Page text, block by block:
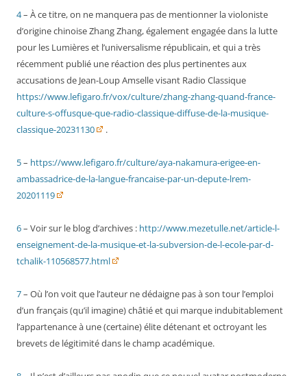
4– À ce titre, on ne manquera pas de mentionner la violoniste
d’origine chinoise Zhang Zhang, également engagée dans la lutte
pour les Lumières et l’universalisme républicain, et qui a très
récemment publié une réaction des plus pertinentes aux
accusations de Jean-Loup Amselle visant Radio Classique
https://www.lefigaro.fr/vox/culture/zhang-zhang-quand-france-
culture-s-offusque-que-radio-classique-diffuse-de-la-musique-
classique-20231130
.
5– https://www.lefigaro.fr/culture/aya-nakamura-erigee-en-
ambassadrice-de-la-langue-francaise-par-un-depute-lrem-
20201119
6– Voir sur le blog d’archives : http://www.mezetulle.net/article-l-
enseignement-de-la-musique-et-la-subversion-de-l-ecole-par-d-
tchalik-110568577.html
7– Où l’on voit que l’auteur ne dédaigne pas à son tour l’emploi
d’un français (qu’il imagine) châtié et qui marque indubitablement
l’appartenance à une (certaine) élite détenant et octroyant les
brevets de légitimité dans le champ académique.